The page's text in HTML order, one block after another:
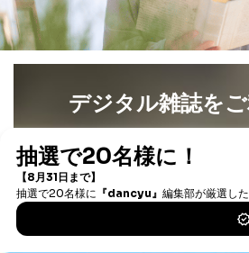
デジタル雑誌を
書籍）が無料で読み
DOWNLOAD